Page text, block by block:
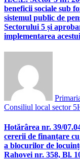
beneficii sociale sub
sistemul public de
Sectorului 5 și
implementarea
Consiliul local sector 5
Hotărârea nr. 39/
cererii de finanțare
a blocurilor de
Rahovei nr. 358, Bl.